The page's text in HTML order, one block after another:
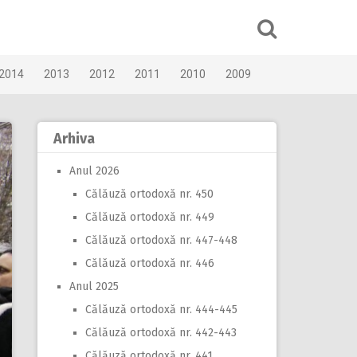
2013 2012 2011 2010 2009
Arhiva
Anul 2026
Călăuză ortodoxă nr. 450
Călăuză ortodoxă nr. 449
Călăuză ortodoxă nr. 447-448
Călăuză ortodoxă nr. 446
Anul 2025
Călăuză ortodoxă nr. 444-445
Călăuză ortodoxă nr. 442-443